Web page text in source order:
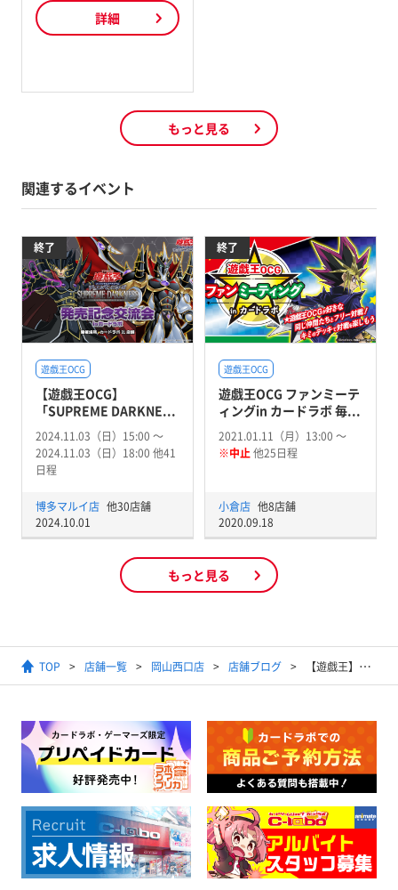
詳細
もっと見る
関連するイベント
終了
遊戯王OCG
【遊戯王OCG】
「SUPREME DARKNE...
2024.11.03（日）15:00 〜
2024.11.03（日）18:00 他41
日程
博多マルイ店 他30店舗
2024.10.01
終了
遊戯王OCG
遊戯王OCG ファンミーテ
ィングin カードラボ 毎...
2021.01.11（月）13:00 〜
※中止他25日程
小倉店 他8店舗
2020.09.18
もっと見る
TOP 店舗一覧 岡山西口店 店舗ブログ 【遊戯王】【抽選販売のお知らせ】2月18日発売予定遊戯王商品『RARITY COLLECTION -QUARTER CENTURY EDITION-』の抽選のご案内